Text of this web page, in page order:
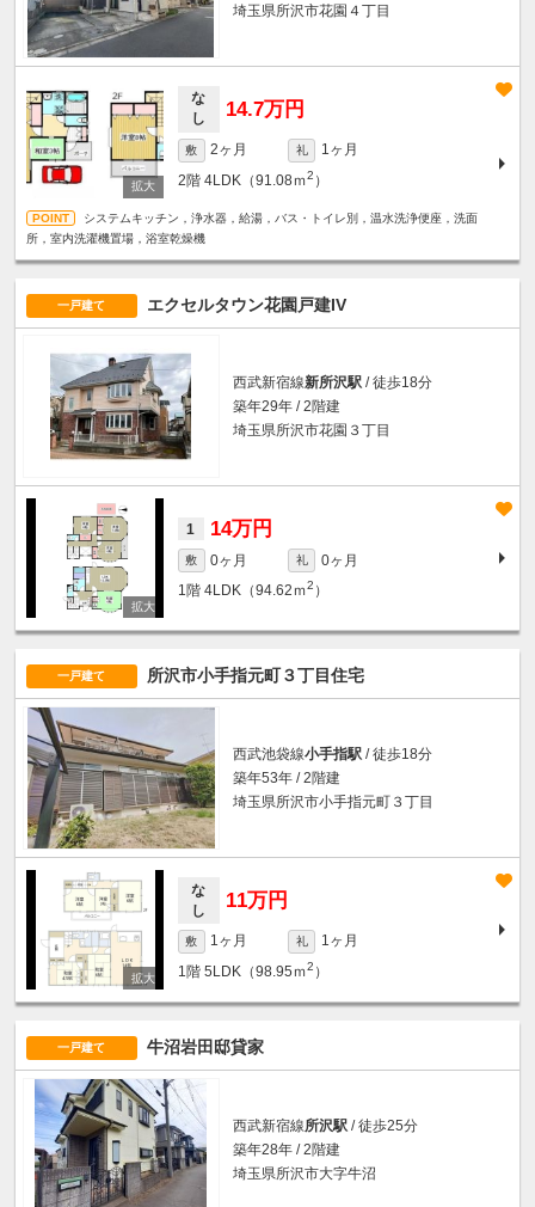
埼玉県所沢市花園４丁目
な
し
14.7万円
敷 2ヶ月 礼
1ヶ月
2階 4LDK（91.08ｍ2 ）
システムキッチン，浄水器，給湯，バス・トイレ別，温水洗浄便座，洗面
所，室内洗濯機置場，浴室乾燥機
一戸建て エクセルタウン花園戸建IV
西武新宿線新所沢駅 / 徒歩18分
築年29年 / 2階建
埼玉県所沢市花園３丁目
1 14万円
敷 0ヶ月 礼
0ヶ月
1階 4LDK（94.62ｍ2 ）
一戸建て 所沢市小手指元町３丁目住宅
西武池袋線小手指駅 / 徒歩18分
築年53年 / 2階建
埼玉県所沢市小手指元町３丁目
な
し
11万円
敷 1ヶ月 礼
1ヶ月
1階 5LDK（98.95ｍ2 ）
一戸建て 牛沼岩田邸貸家
西武新宿線所沢駅 / 徒歩25分
築年28年 / 2階建
埼玉県所沢市大字牛沼